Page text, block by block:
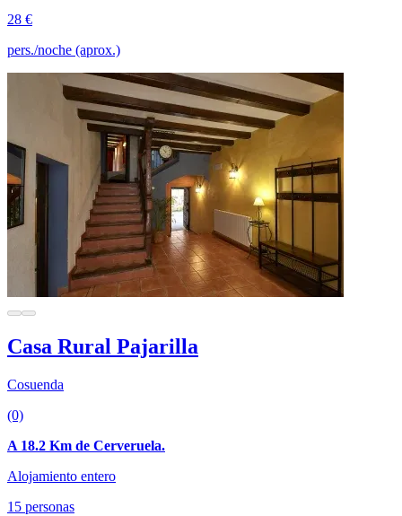
28 €
pers./noche (aprox.)
Casa Rural Pajarilla
Cosuenda
(0)
A 18.2 Km de Cerveruela.
Alojamiento entero
15 personas